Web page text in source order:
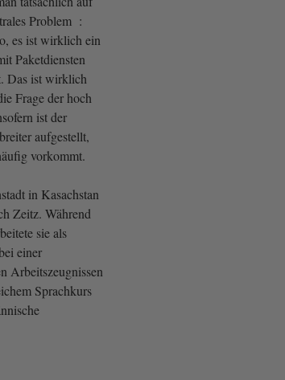
Problem :
es ist wirklich ein
Paketdiensten
Das ist wirklich
Frage der hoch
ist der
aufgestellt,
vorkommt.
in Kasachstan
Zeitz. Während
sie als
einer
Arbeitszeugnissen
Sprachkurs